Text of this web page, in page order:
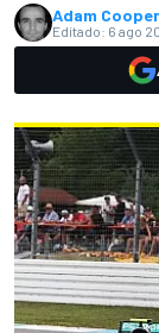
Adam Cooper
Editado: 6 ago